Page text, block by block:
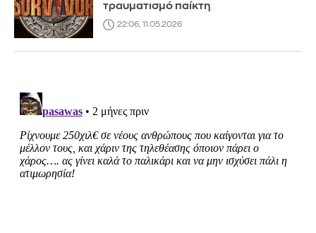
τραυματισμό παίκτη
22:06, 11.05.2026